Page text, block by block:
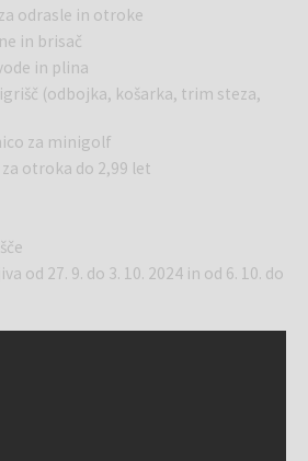
odrasle in otroke
in brisač
in plina
(odbojka, košarka, trim steza,
za minigolf
otroka do 2,99 let
od 27. 9. do 3. 10. 2024 in od 6. 10. do